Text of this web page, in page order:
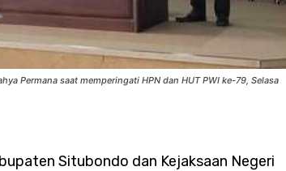
Permana saat memperingati HPN dan HUT PWI ke-79, Selasa
Situbondo dan Kejaksaan Negeri